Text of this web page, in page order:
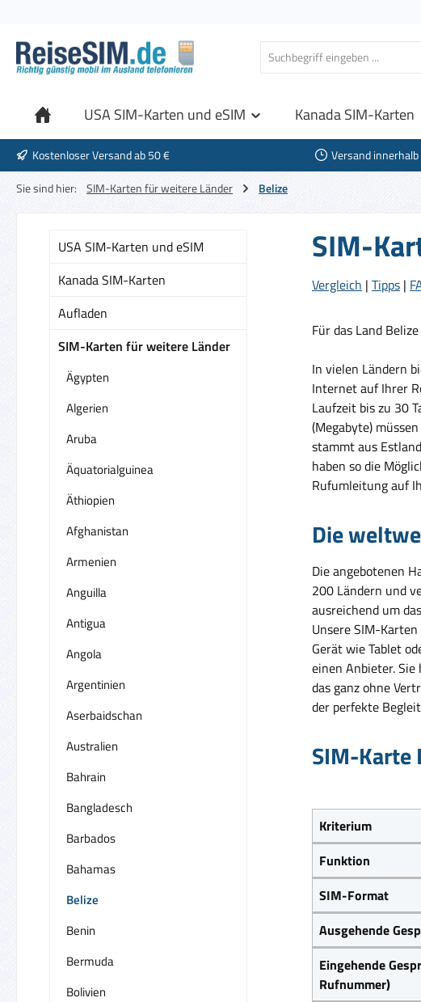
USA SIM-Karten und eSIM Kanada SIM-Karten
Kostenloser Versand ab 50 € Versand
Sie sind hier:
SIM-Karten für weitere Länder Belize
USA SIM-Karten und eSIM
Kanada SIM-Karten
Aufladen
SIM-Karten für weitere Länder
Ägypten
Algerien
Aruba
Äquatorialguinea
Äthiopien
Afghanistan
Armenien
Anguilla
Antigua
Angola
Argentinien
Aserbaidschan
Australien
Bahrain
Bangladesch
Barbados
Bahamas
Belize
Benin
Bermuda
Bolivien
SIM-
Vergleich | Tipps |
Für das Land
In vielen Ländern
Internet auf Ihrer
Laufzeit bis zu 30
(Megabyte)
stammt aus
haben so die
Rufumleitung auf
Die
Die angebotenen
200 Ländern und
ausreichend um
Unsere SIM-
Gerät wie Tablet
einen Anbieter.
das ganz ohne
der perfekte
SIM-Karte
Kriterium
Funktion
SIM-Format
Ausgehende
Eingehende
Rufnummer)